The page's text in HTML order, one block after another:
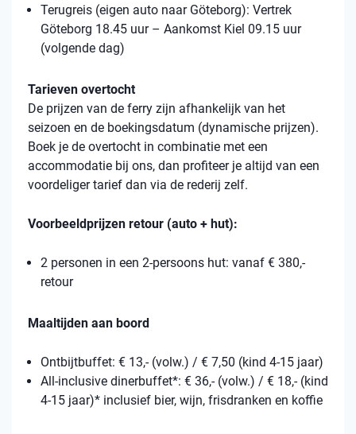
Terugreis (eigen auto naar Göteborg): Vertrek
Göteborg 18.45 uur – Aankomst Kiel 09.15 uur
(volgende dag)
Tarieven overtocht
De prijzen van de ferry zijn afhankelijk van het
seizoen en de boekingsdatum (dynamische prijzen).
Boek je de overtocht in combinatie met een
accommodatie bij ons, dan profiteer je altijd van een
voordeliger tarief dan via de rederij zelf.
Voorbeeldprijzen retour (auto + hut):
2 personen in een 2-persoons hut: vanaf € 380,-
retour
Maaltijden aan boord
Ontbijtbuffet: € 13,- (volw.) / € 7,50 (kind 4-15 jaar)
All-inclusive dinerbuffet*: € 36,- (volw.) / € 18,- (kind
4-15 jaar)* inclusief bier, wijn, frisdranken en koffie